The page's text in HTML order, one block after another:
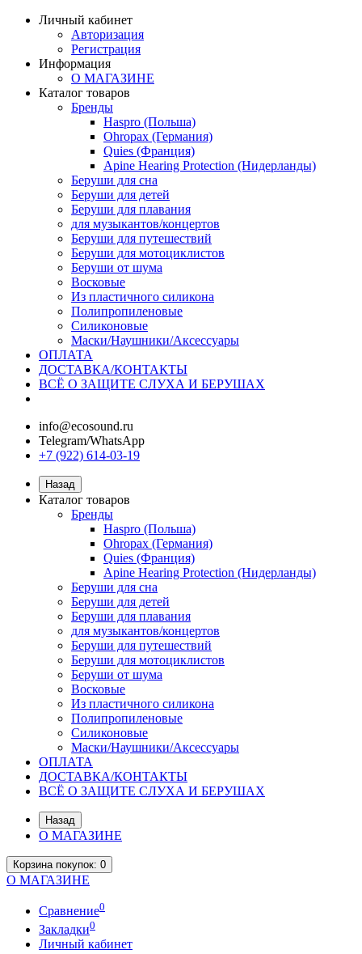
Личный кабинет
Авторизация
Регистрация
Информация
О МАГАЗИНЕ
Каталог товаров
Бренды
Haspro (Польша)
Ohropax (Германия)
Quies (Франция)
Apine Hearing Protection (Нидерланды)
Беруши для сна
Беруши для детей
Беруши для плавания
для музыкантов/концертов
Беруши для путешествий
Беруши для мотоциклистов
Беруши от шума
Восковые
Из пластичного силикона
Полипропиленовые
Силиконовые
Маски/Наушники/Аксессуары
ОПЛАТА
ДОСТАВКА/КОНТАКТЫ
ВСЁ О ЗАЩИТЕ СЛУХА И БЕРУШАХ
info@ecosound.ru
Telegram/WhatsApp
+7 (922) 614-03-19
Назад
Каталог товаров
Бренды
Haspro (Польша)
Ohropax (Германия)
Quies (Франция)
Apine Hearing Protection (Нидерланды)
Беруши для сна
Беруши для детей
Беруши для плавания
для музыкантов/концертов
Беруши для путешествий
Беруши для мотоциклистов
Беруши от шума
Восковые
Из пластичного силикона
Полипропиленовые
Силиконовые
Маски/Наушники/Аксессуары
ОПЛАТА
ДОСТАВКА/КОНТАКТЫ
ВСЁ О ЗАЩИТЕ СЛУХА И БЕРУШАХ
Назад
О МАГАЗИНЕ
Корзинапокупок: 0
О МАГАЗИНЕ
Сравнение0
Закладки0
Личный кабинет